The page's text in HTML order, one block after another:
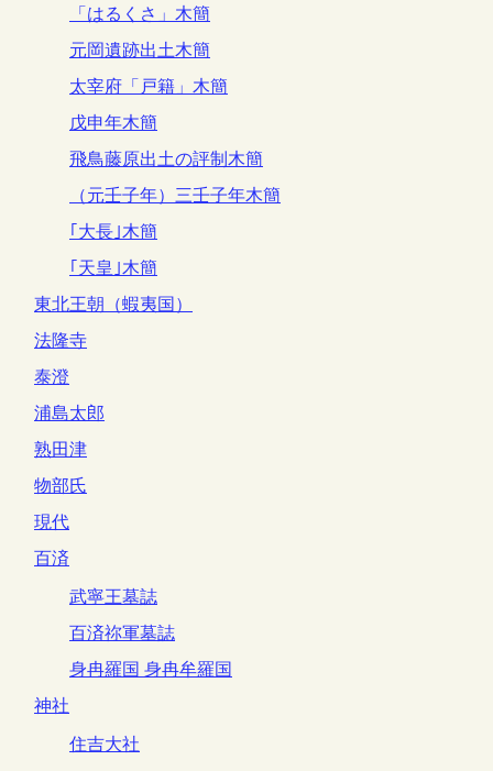
「はるくさ」木簡
元岡遺跡出土木簡
太宰府「戸籍」木簡
戊申年木簡
飛鳥藤原出土の評制木簡
（元壬子年）三壬子年木簡
｢大長｣木簡
｢天皇｣木簡
東北王朝（蝦夷国）
法隆寺
泰澄
浦島太郎
熟田津
物部氏
現代
百済
武寧王墓誌
百済祢軍墓誌
身冉羅国 身冉牟羅国
神社
住吉大社